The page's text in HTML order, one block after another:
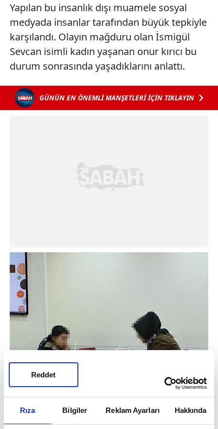
Rıza Bilgiler Reklam Ayarları Hakkında
Reddet
Yapılan bu insanlık dışı muamele sosyal
medyada insanlar tarafından büyük tepkiyle
karşılandı. Olayın mağduru olan İsmigül
Sevcan isimli kadın yaşanan onur kırıcı bu
durum sonrasında yaşadıklarını anlattı.
GÜNÜN EN ÖNEMLİ MANŞETLERİ İÇİN TIKLAYIN